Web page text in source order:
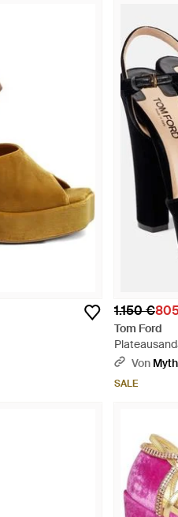
1.150 €
Tom Ford
Schwarz
Von
SALE